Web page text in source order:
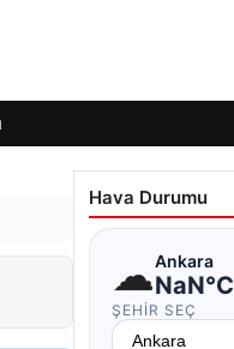
Hava Durumu
☁Ankara
NaN°C
ŞEHIR SEÇ